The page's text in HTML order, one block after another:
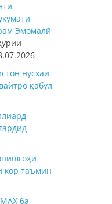
Эмомалӣ
нусхаи
қабул
кор таъмин
ба